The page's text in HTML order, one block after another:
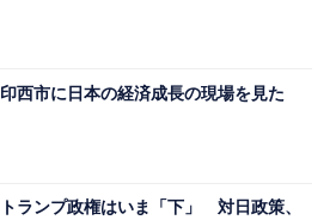
印西市に日本の経済成長の現場を見た
トランプ政権はいま「下」 対日政策、